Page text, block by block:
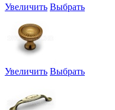
Увеличить Выбрать
Увеличить Выбрать